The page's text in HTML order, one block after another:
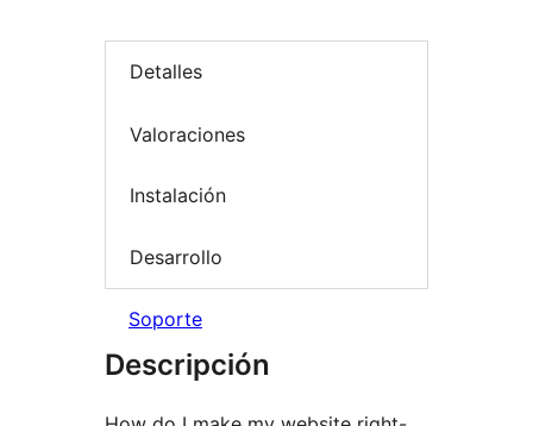
Detalles
Valoraciones
Instalación
Desarrollo
Soporte
Descripción